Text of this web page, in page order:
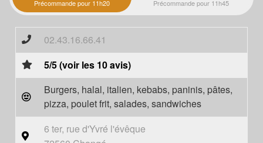
Précommande pour 11h20 Précommande pour 11h45
02.43.16.66.41
5/5 (voir les 10 avis)
Burgers, halal, italien, kebabs, paninis, pâtes,
pizza, poulet frit, salades, sandwiches
6 ter, rue d'Yvré l'évêque